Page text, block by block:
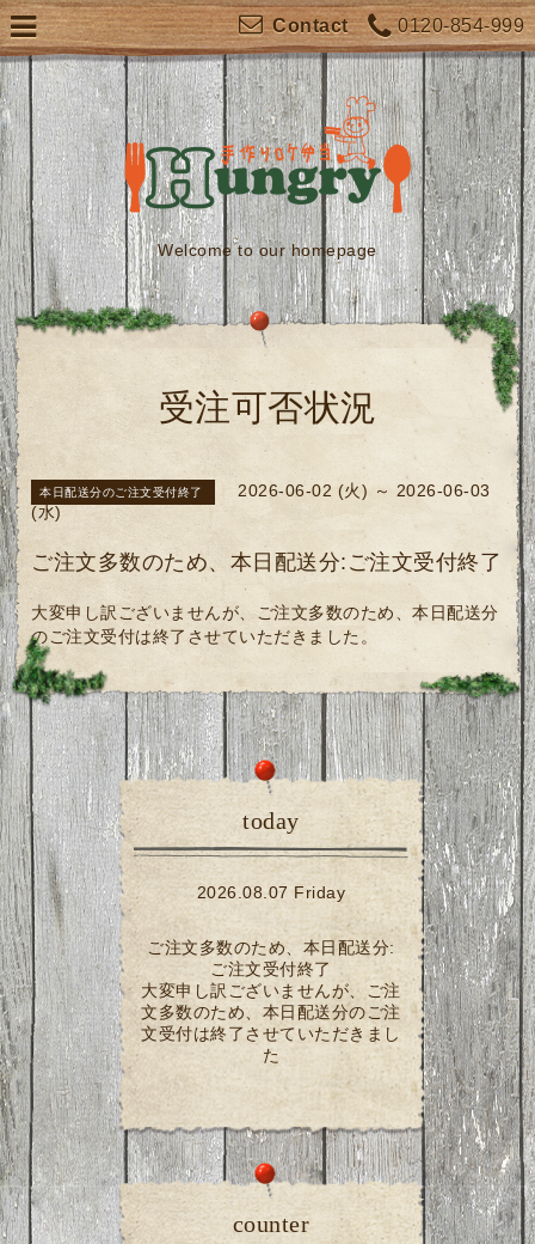
0120-854-999
Contact
Welcome to our homepage
受注可否状況
本日配送分のご注文受付終了
2026-06-02 (火) ～ 2026-06-03
(水)
ご注文多数のため、本日配送分:ご注文受付終了
大変申し訳ございませんが、ご注文多数のため、本日配送分
のご注文受付は終了させていただきました。
today
2026.08.07 Friday
ご注文多数のため、本日配送分:
ご注文受付終了
大変申し訳ございませんが、ご注
文多数のため、本日配送分のご注
文受付は終了させていただきまし
た
counter